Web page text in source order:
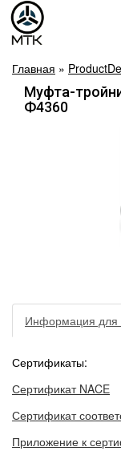
Главная »
Муфта-
Ф4360
Информация для
Сертификаты:
Сертификат NACE
Сертификат
Приложение к